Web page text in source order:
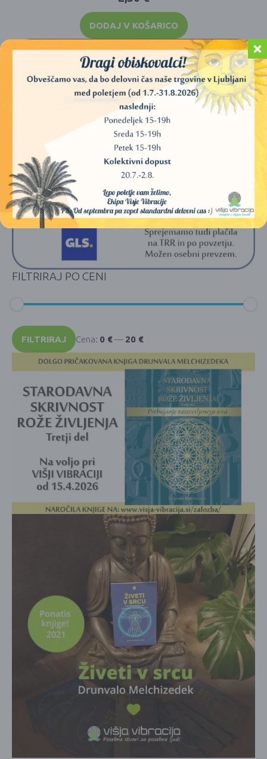
FILTRIRAJ PO CENI
Min
cena
Max
cenaFILTRIRAJ Cena: 0 €— 20 €
DODAJ V KOŠARICO